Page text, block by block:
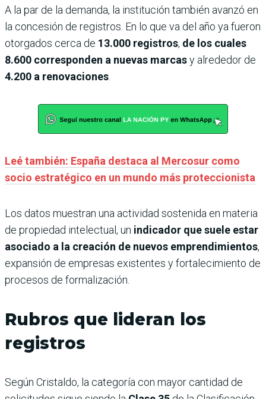
A la par de la demanda, la institución también avanzó en
la concesión de registros. En lo que va del año ya fueron
otorgados cerca de 13.000 registros, de los cuales
8.600 corresponden a nuevas marcasy alrededor de
4.200 a renovaciones
Leé también: España destaca al Mercosur como
socio estratégico en un mundo más proteccionista
Los datos muestran una actividad sostenida en materia
de propiedad intelectual, un indicador que suele estar
asociado a la creación de nuevos emprendimientos,
expansión de empresas existentes y fortalecimiento de
procesos de formalización.
Rubros que lideran los
registros
Según Cristaldo, la categoría con mayor cantidad de